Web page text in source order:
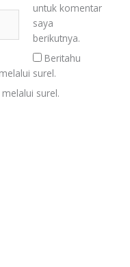
untuk komentar
saya
berikutnya.
Beritahu
surel.
surel.